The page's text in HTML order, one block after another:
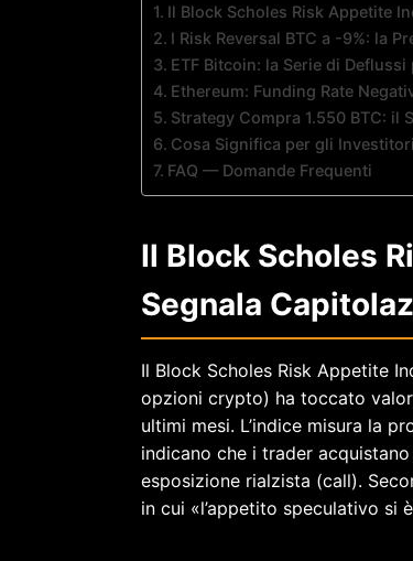
Il Block Scholes Risk Appetite
I Risk Reversal BTC a -9%: la
ETF Bitcoin: la Serie di
Ethereum: Funding Rate
Strategy Compra 1.550 BTC: il
Cosa Significa per gli
FAQ — Domande Frequenti
Il Block Scholes
Segnala
Il Block Scholes Risk Appetite
opzioni crypto) ha toccato
ultimi mesi. L’indice misura la
indicano che i trader
esposizione rialzista (call).
in cui «l’appetito speculativo